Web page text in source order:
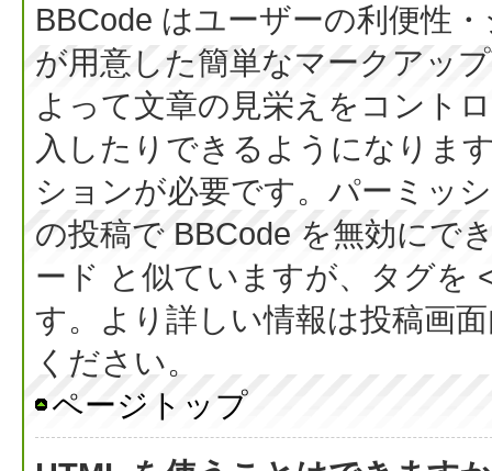
BBCode はユーザーの利便性
が用意した簡単なマークアッ
よって文章の見栄えをコント
入したりできるようになりま
ションが必要です。パーミッ
の投稿で BBCode を無効にで
ード と似ていますが、タグを
す。より詳しい情報は投稿画
ください。
ページトップ